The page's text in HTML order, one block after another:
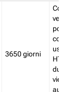
3650 giorni
viene